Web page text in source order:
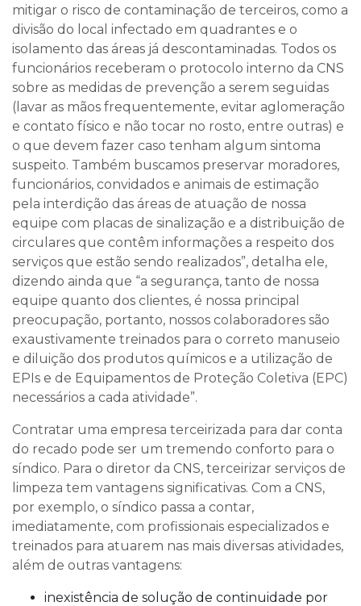
mitigar o risco de contaminação de terceiros, como a
divisão do local infectado em quadrantes e o
isolamento das áreas já descontaminadas. Todos os
funcionários receberam o protocolo interno da CNS
sobre as medidas de prevenção a serem seguidas
(lavar as mãos frequentemente, evitar aglomeração
e contato físico e não tocar no rosto, entre outras) e
o que devem fazer caso tenham algum sintoma
suspeito. Também buscamos preservar moradores,
funcionários, convidados e animais de estimação
pela interdição das áreas de atuação de nossa
equipe com placas de sinalização e a distribuição de
circulares que contêm informações a respeito dos
serviços que estão sendo realizados”, detalha ele,
dizendo ainda que “a segurança, tanto de nossa
equipe quanto dos clientes, é nossa principal
preocupação, portanto, nossos colaboradores são
exaustivamente treinados para o correto manuseio
e diluição dos produtos químicos e a utilização de
EPIs e de Equipamentos de Proteção Coletiva (EPC)
necessários a cada atividade”.
Contratar uma empresa terceirizada para dar conta
do recado pode ser um tremendo conforto para o
síndico. Para o diretor da CNS, terceirizar serviços de
limpeza tem vantagens significativas. Com a CNS,
por exemplo, o síndico passa a contar,
imediatamente, com profissionais especializados e
treinados para atuarem nas mais diversas atividades,
além de outras vantagens:
inexistência de solução de continuidade por